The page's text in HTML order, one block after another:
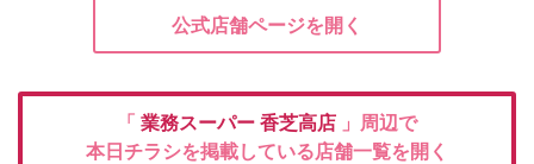
公式店舗ページを開く
「 業務スーパー 香芝高店 」周辺で
本日チラシを掲載している店舗一覧を開く